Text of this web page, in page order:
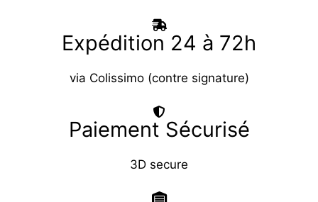
Expédition 24 à 72h
via Colissimo (contre signature)
Paiement Sécurisé
3D secure